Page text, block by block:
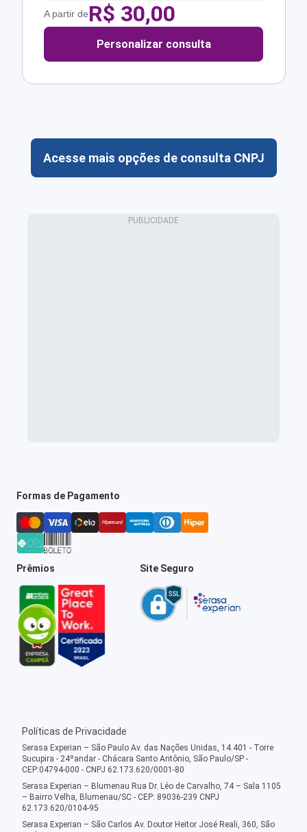
A partir deR$ 30,00
Personalizar consulta
Acesse mais opções de consulta CNPJ
Formas de Pagamento
Prêmios Site Seguro
Políticas de Privacidade
Serasa Experian – São Paulo Av. das Nações Unidas, 14.401 - Torre
Sucupira - 24ºandar - Chácara Santo Antônio, São Paulo/SP -
CEP:04794-000 - CNPJ 62.173.620/0001-80
Serasa Experian – Blumenau Rua Dr. Léo de Carvalho, 74 – Sala 1105
– Bairro Velha, Blumenau/SC - CEP: 89036-239 CNPJ
62.173.620/0104-95
Serasa Experian – São Carlos Av. Doutor Heitor José Reali, 360, São